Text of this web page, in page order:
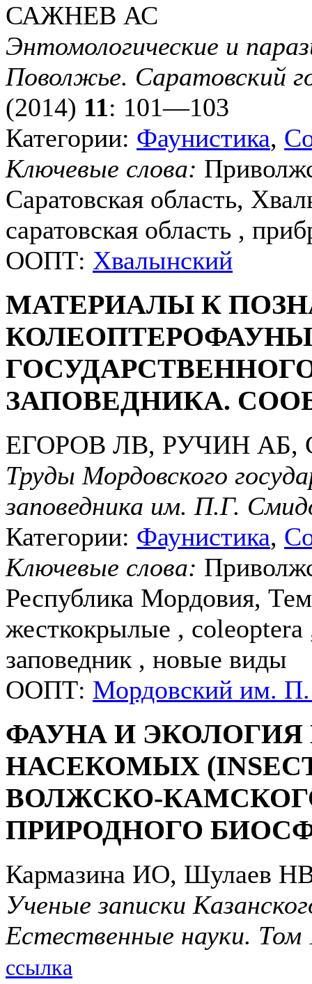
САЖНЕВ АС
Энтомологические и
Поволжье. Саратовский
(2014) 11: 101—103
Категории: Фаунистика,
Ключевые слова:
Саратовская область,
саратовская область ,
ООПТ: Хвалынский
МАТЕРИАЛЫ К
ЗАПОВЕДНИКА.
ЕГОРОВ ЛВ, РУЧИН
Труды Мордовского
заповедника им. П.Г.
Категории: Фаунистика,
Ключевые слова:
Республика Мордовия,
жесткокрылые , coleoptera
заповедник , новые виды
ООПТ: Мордовский им.
ФАУНА И
НАСЕКОМЫХ
ВОЛЖСКО-
ПРИРОДНОГО
Кармазина ИО, Шулаев
Ученые записки
Естественные науки. Том
ссылка